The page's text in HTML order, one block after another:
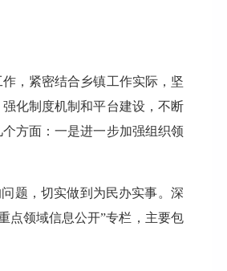
，紧密结合乡镇工作实际，坚
化制度机制和平台建设，不断
方面：一是进一步加强组织领
题，切实做到为民办实事。深
点领域信息公开”专栏，主要包